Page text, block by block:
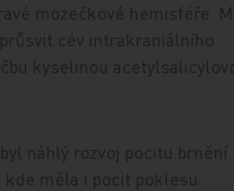
mozečkové hemisféře.
cév intrakraniálního
kyselinou
náhlý rozvoj pocitu brnění
měla i pocit poklesu